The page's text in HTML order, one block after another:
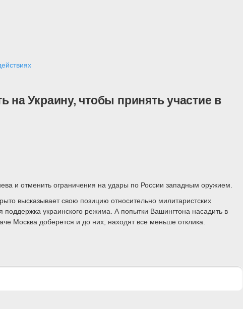
Украину, чтобы принять участие в
и отменить ограничения на удары по России западным оружием.
высказывает свою позицию относительно милитаристских
украинского режима. А попытки Вашингтона насадить в
Москва доберется и до них, находят все меньше отклика.